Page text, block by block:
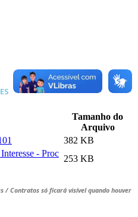
Tamanho do
Arquivo
382 KB
- Proc
253 KB
/ Contratos só ficará visível quando houver